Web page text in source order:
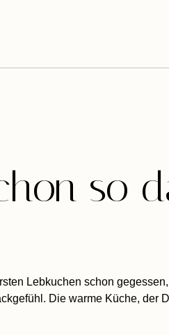
so
Lebkuchen schon
Die warme Küche, der